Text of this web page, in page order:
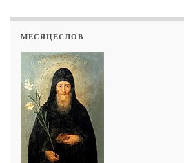
МЕСЯЦЕСЛОВ